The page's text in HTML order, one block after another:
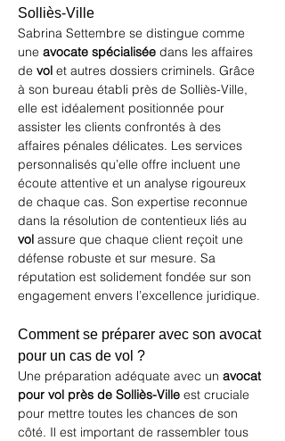
Solliès-Ville
Sabrina Settembre se distingue comme
une avocate spécialisée dans les affaires
de vol et autres dossiers criminels. Grâce
à son bureau établi près de Solliès-Ville,
elle est idéalement positionnée pour
assister les clients confrontés à des
affaires pénales délicates. Les services
personnalisés qu’elle offre incluent une
écoute attentive et un analyse rigoureux
de chaque cas. Son expertise reconnue
dans la résolution de contentieux liés au
vol assure que chaque client reçoit une
défense robuste et sur mesure. Sa
réputation est solidement fondée sur son
engagement envers l’excellence juridique.
Comment se préparer avec son avocat
pour un cas de vol ?
Une préparation adéquate avec un avocat
pour vol près de Solliès-Ville est cruciale
pour mettre toutes les chances de son
côté. Il est important de rassembler tous